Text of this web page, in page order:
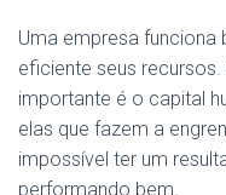
Uma empresa
eficiente seus recursos.
importante é o capital
elas que fazem a
impossível ter um
performando bem.